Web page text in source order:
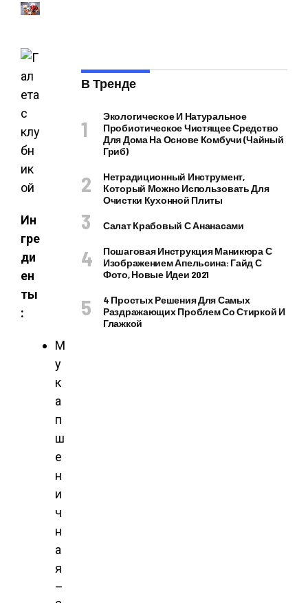
Ин
гре
ди
ен
ты
:
М
у
к
а
п
ш
е
н
и
ч
н
а
я
–
В Тренде
Экологическое И Натуральное
Пробиотическое Чистящее Средство
Для Дома На Основе Комбучи (чайный
Гриб)
Нетрадиционный Инструмент,
Который Можно Использовать Для
Очистки Кухонной Плиты
Салат Крабовый С Ананасами
Пошаговая Инструкция Маникюра С
Изображением Апельсина: Гайд С
Фото, Новые Идеи 2021
4 Простых Решения Для Самых
Раздражающих Проблем Со Стиркой И
Глажкой